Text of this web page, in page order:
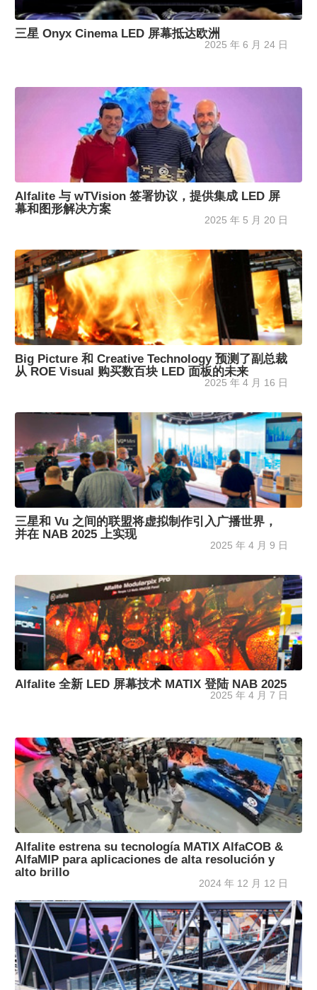
三星 Onyx Cinema LED 屏幕抵达欧洲
2025 年 6 月 24 日
Alfalite 与 wTVision 签署协议，提供集成 LED 屏
幕和图形解决方案
2025 年 5 月 20 日
Big Picture 和 Creative Technology 预测了副总裁
从 ROE Visual 购买数百块 LED 面板的未来
2025 年 4 月 16 日
三星和 Vu 之间的联盟将虚拟制作引入广播世界，
并在 NAB 2025 上实现
2025 年 4 月 9 日
Alfalite 全新 LED 屏幕技术 MATIX 登陆 NAB 2025
2025 年 4 月 7 日
Alfalite estrena su tecnología MATIX AlfaCOB &
AlfaMIP para aplicaciones de alta resolución y
alto brillo
2024 年 12 月 12 日